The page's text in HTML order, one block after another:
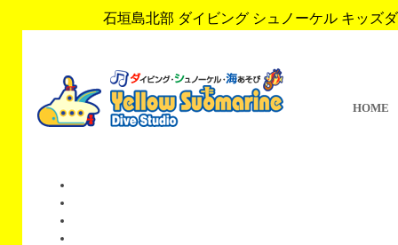
石垣島北部 ダイビング シュノーケル キッズ
HOME